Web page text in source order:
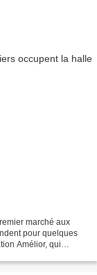
marché aux
pour quelques
Amélior, qui